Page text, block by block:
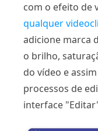
com o efeito de
qualquer
adicione marca
o brilho,
do vídeo e
processos de
interface